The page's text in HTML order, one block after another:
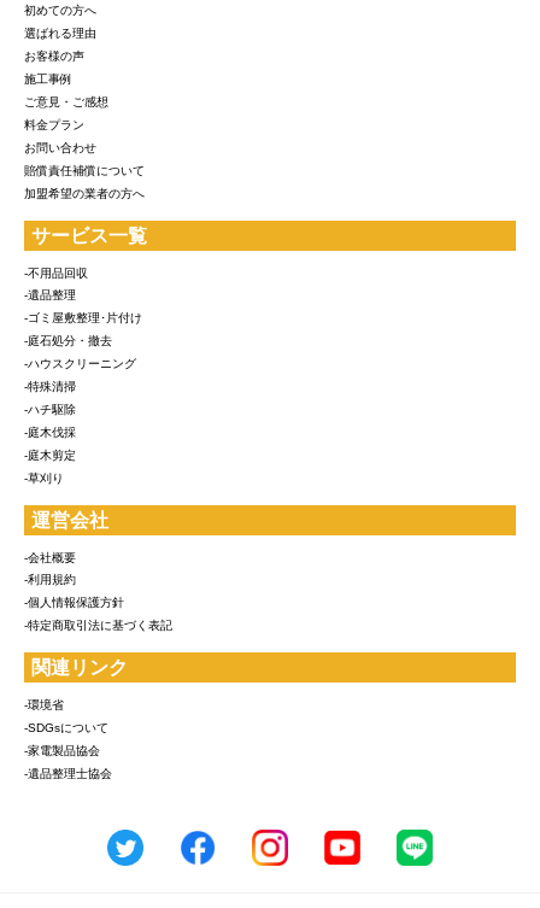
初めての方へ
選ばれる理由
お客様の声
施工事例
ご意見・ご感想
料金プラン
お問い合わせ
賠償責任補償について
加盟希望の業者の方へ
サービス一覧
-不用品回収
-遺品整理
-ゴミ屋敷整理･片付け
-庭石処分・撤去
-ハウスクリーニング
-特殊清掃
-ハチ駆除
-庭木伐採
-庭木剪定
-草刈り
運営会社
-会社概要
-利用規約
-個人情報保護方針
-特定商取引法に基づく表記
関連リンク
-環境省
-SDGsについて
-家電製品協会
-遺品整理士協会